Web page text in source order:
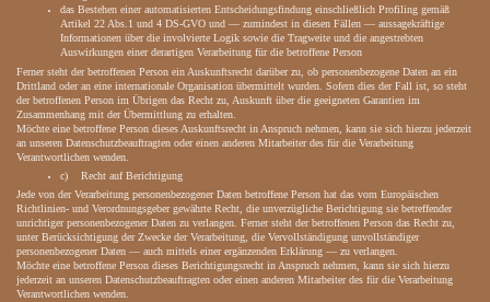
das Bestehen einer automatisierten Entscheidungsfindung einschließlich Profiling gemäß
Artikel 22 Abs.1 und 4 DS-GVO und — zumindest in diesen Fällen — aussagekräftige
Informationen über die involvierte Logik sowie die Tragweite und die angestrebten
Auswirkungen einer derartigen Verarbeitung für die betroffene Person
Ferner steht der betroffenen Person ein Auskunftsrecht darüber zu, ob personenbezogene Daten an ein
Drittland oder an eine internationale Organisation übermittelt wurden. Sofern dies der Fall ist, so steht
der betroffenen Person im Übrigen das Recht zu, Auskunft über die geeigneten Garantien im
Zusammenhang mit der Übermittlung zu erhalten.
Möchte eine betroffene Person dieses Auskunftsrecht in Anspruch nehmen, kann sie sich hierzu jederzeit
an unseren Datenschutzbeauftragten oder einen anderen Mitarbeiter des für die Verarbeitung
Verantwortlichen wenden.
c) Recht auf Berichtigung
Jede von der Verarbeitung personenbezogener Daten betroffene Person hat das vom Europäischen
Richtlinien- und Verordnungsgeber gewährte Recht, die unverzügliche Berichtigung sie betreffender
unrichtiger personenbezogener Daten zu verlangen. Ferner steht der betroffenen Person das Recht zu,
unter Berücksichtigung der Zwecke der Verarbeitung, die Vervollständigung unvollständiger
personenbezogener Daten — auch mittels einer ergänzenden Erklärung — zu verlangen.
Möchte eine betroffene Person dieses Berichtigungsrecht in Anspruch nehmen, kann sie sich hierzu
jederzeit an unseren Datenschutzbeauftragten oder einen anderen Mitarbeiter des für die Verarbeitung
Verantwortlichen wenden.